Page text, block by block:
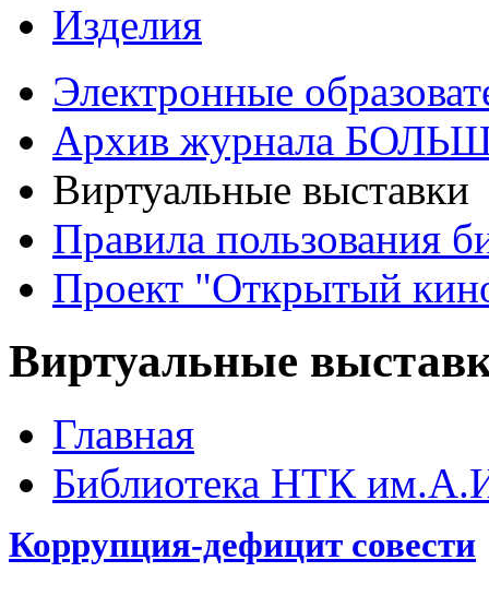
Изделия
Электронные
Архив журнала
Виртуальные выставки
Правила пользования
Проект "Открытый
Виртуальные
Главная
Библиотека НТК
Коррупция-дефицит совести